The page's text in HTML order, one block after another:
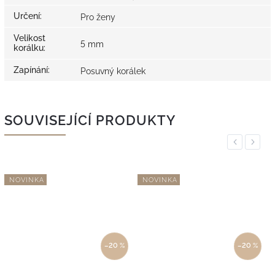
Určení: Pro ženy
Velikost
korálku: 5 mm
Zapínání: Posuvný korálek
SOUVISEJÍCÍ PRODUKTY
Previous
Next